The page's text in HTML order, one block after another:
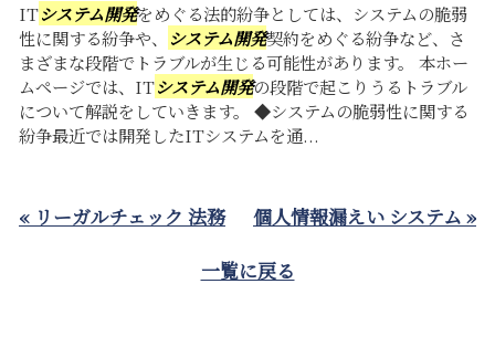
ITシステム開発をめぐる法的紛争としては、システムの脆弱
性に関する紛争や、
システム開発契約をめぐる紛争など、さ
まざまな段階でトラブルが生じる可能性があります。 本ホー
ムページでは、ITシステム開発の段階で起こりうるトラブル
について解説をしていきます。 ◆システムの脆弱性に関する
紛争最近では開発したITシステムを通...
« リーガルチェック 法務
個人情報漏えい システム »
一覧に戻る